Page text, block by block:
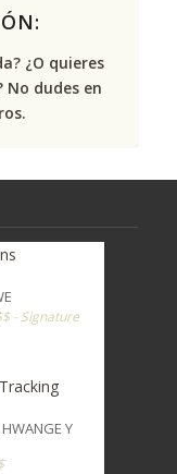
¿O quieres
dudes en
- Signature
Y